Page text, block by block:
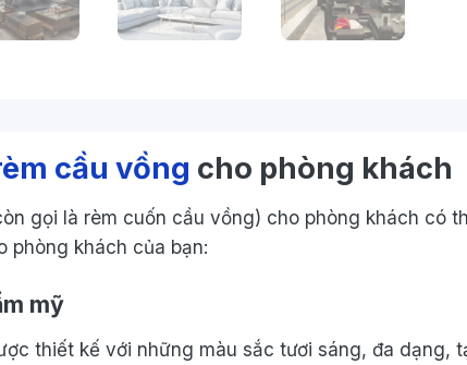
cầu vồng cho phòng khách
gọi là rèm cuốn cầu vồng) cho phòng khách có
phòng khách của bạn:
mỹ
thiết kế với những màu sắc tươi sáng, đa dạng,